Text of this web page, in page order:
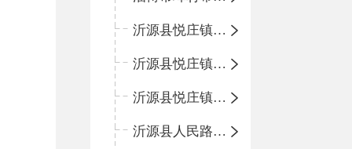
沂源县悦庄镇青龙山小学
沂源县悦庄镇鲍庄完小
沂源县悦庄镇赵庄小学
沂源县人民路小学